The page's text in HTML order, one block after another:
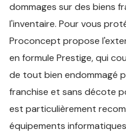
dommages sur des biens
l'inventaire. Pour vous
Proconcept propose
en formule Prestige, qui
de tout bien endommagé
franchise et sans décote
est particulièrement
équipements